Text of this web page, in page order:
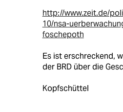
http://www.zeit.de/
10/nsa-
foschepoth
Es ist erschreckend,
der BRD über die
Kopfschüttel